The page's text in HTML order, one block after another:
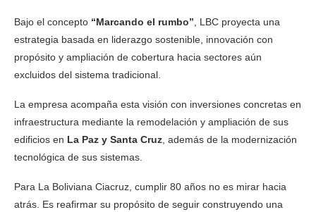
Bajo el concepto “Marcando el rumbo”, LBC proyecta una
estrategia basada en liderazgo sostenible, innovación con
propósito y ampliación de cobertura hacia sectores aún
excluidos del sistema tradicional.
La empresa acompaña esta visión con inversiones concretas en
infraestructura mediante la remodelación y ampliación de sus
edificios en La Paz y Santa Cruz, además de la modernización
tecnológica de sus sistemas.
Para La Boliviana Ciacruz, cumplir 80 años no es mirar hacia
atrás. Es reafirmar su propósito de seguir construyendo una